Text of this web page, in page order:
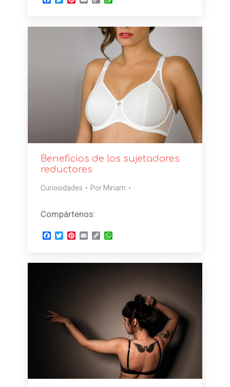
Beneficios de los sujetadores
reductores
Curiosidades Por Miriam
Compártenos:
Facebook
TwitterPinterest
EmailCopyWhatsApp